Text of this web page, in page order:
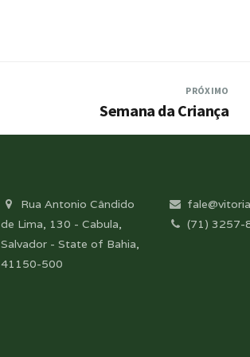
PRÓXIMO
Semana da Criança
Rua Antonio Cândido
de Lima, 130 - Cabula,
Salvador - State of Bahia,
41150-500
(71) 3257-